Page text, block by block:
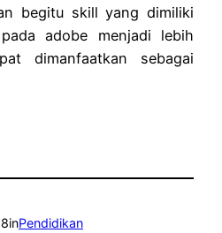
begitu skill yang dimiliki
adobe menjadi lebih
dimanfaatkan sebagai
inPendidikan